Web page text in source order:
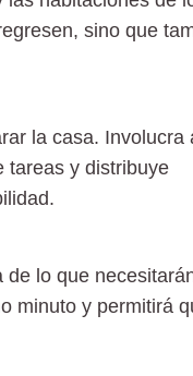
sino que
la casa. Involucra
tareas y distribuye
de lo que
minuto y permitirá